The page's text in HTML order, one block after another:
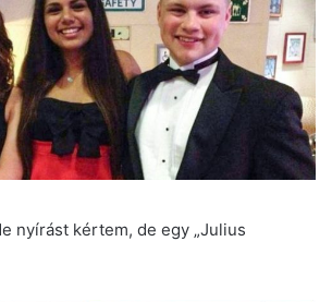
nyírást kértem, de egy „Julius